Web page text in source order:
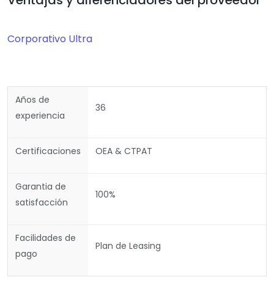
Corporativo Ultra
Años de
experiencia
36
Certificaciones OEA & CTPAT
Garantia de
satisfacción
100%
Facilidades de
pago
Plan de Leasing